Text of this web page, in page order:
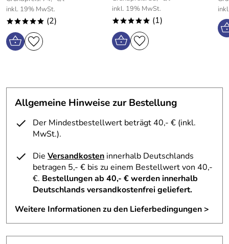
Ökologische und organische Kosmetik, die von ECOCERT
Greenlife gemäß dem ECOCERT-Standard zertifiziert ist,
verfügbar unter http://cosmetiques.ecocert.com
inkl. 19% MwSt.
***** (2)
inkl. 19% MwSt.
***** (1)
Allgemeine Hinweise zur Bestellung
Der Mindestbestellwert beträgt 40,- € (inkl.
MwSt.).
Die Versandkosten innerhalb Deutschlands
betragen 5,- € bis zu einem Bestellwert von 40,-
€. Bestellungen ab 40,- € werden innerhalb
Deutschlands versandkostenfrei geliefert.
Weitere Informationen zu den Lieferbedingungen >